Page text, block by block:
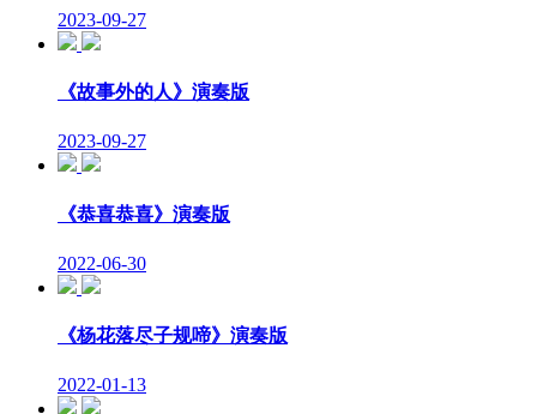
2023-09-27
《故事外的人》演奏版
2023-09-27
《恭喜恭喜》演奏版
2022-06-30
《杨花落尽子规啼》演奏版
2022-01-13